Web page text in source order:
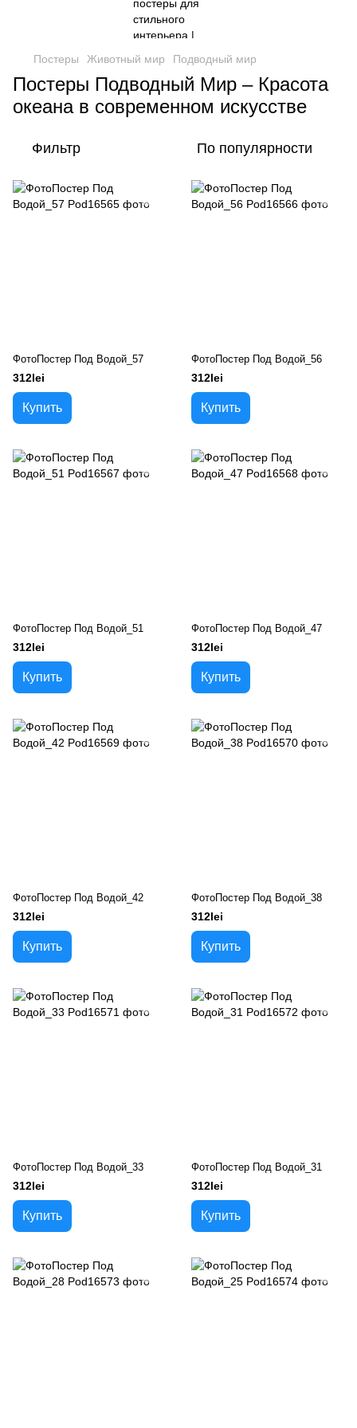
Постеры Животный мир Подводный мир
Постеры Подводный Мир – Красота
океана в современном искусстве
Фильтр По популярности
ФотоПостер Под Водой_57
312lei
Купить
ФотоПостер Под Водой_56
312lei
Купить
ФотоПостер Под Водой_51
312lei
Купить
ФотоПостер Под Водой_47
312lei
Купить
ФотоПостер Под Водой_42
312lei
Купить
ФотоПостер Под Водой_38
312lei
Купить
ФотоПостер Под Водой_33
312lei
Купить
ФотоПостер Под Водой_31
312lei
Купить